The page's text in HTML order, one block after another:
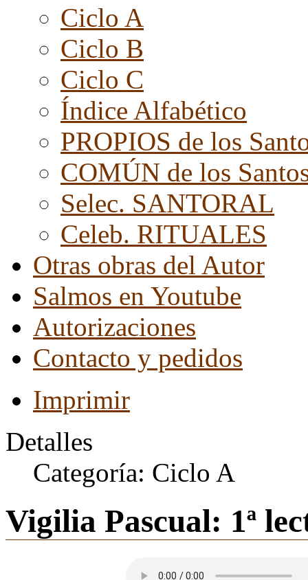
Ciclo A
Ciclo B
Ciclo C
Índice Alfabético
PROPIOS de los
COMÚN de los
Selec. SANTORAL
Celeb. RITUALES
Otras obras del Autor
Salmos en Youtube
Autorizaciones
Contacto y pedidos
Imprimir
Detalles
Categoría: Ciclo A
Vigilia Pascual: 1ª